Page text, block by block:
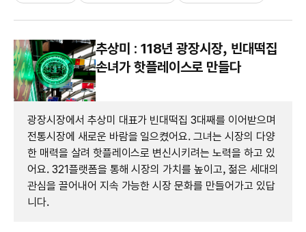
추상미 : 118년 광장시장, 빈대떡집
손녀가 핫플레이스로 만들다
광장시장에서 추상미 대표가 빈대떡집 3대째를 이어받으며
전통시장에 새로운 바람을 일으켰어요. 그녀는 시장의 다양
한 매력을 살려 핫플레이스로 변신시키려는 노력을 하고 있
어요. 321플랫폼을 통해 시장의 가치를 높이고, 젊은 세대의
관심을 끌어내어 지속 가능한 시장 문화를 만들어가고 있답
니다.